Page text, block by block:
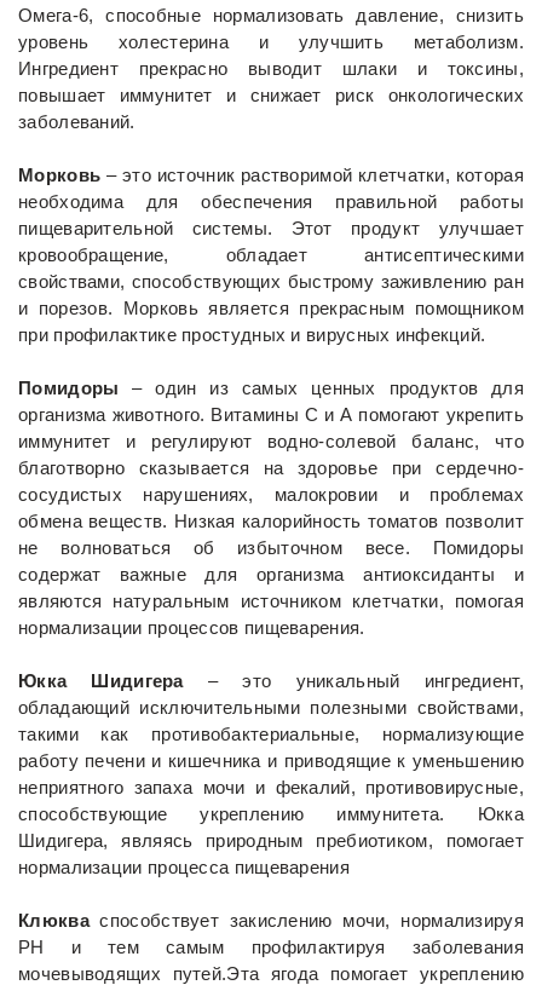
Омега-6, способные нормализовать давление, снизить
уровень холестерина и улучшить метаболизм.
Ингредиент прекрасно выводит шлаки и токсины,
повышает иммунитет и снижает риск онкологических
заболеваний.
Морковь – это источник растворимой клетчатки, которая
необходима для обеспечения правильной работы
пищеварительной системы. Этот продукт улучшает
кровообращение, обладает антисептическими
свойствами, способствующих быстрому заживлению ран
и порезов. Морковь является прекрасным помощником
при профилактике простудных и вирусных инфекций.
Помидоры – один из самых ценных продуктов для
организма животного. Витамины С и А помогают укрепить
иммунитет и регулируют водно-солевой баланс, что
благотворно сказывается на здоровье при сердечно-
сосудистых нарушениях, малокровии и проблемах
обмена веществ. Низкая калорийность томатов позволит
не волноваться об избыточном весе. Помидоры
содержат важные для организма антиоксиданты и
являются натуральным источником клетчатки, помогая
нормализации процессов пищеварения.
Юкка Шидигера– это уникальный ингредиент,
обладающий исключительными полезными свойствами,
такими как противобактериальные, нормализующие
работу печени и кишечника и приводящие к уменьшению
неприятного запаха мочи и фекалий, противовирусные,
способствующие укреплению иммунитета. Юкка
Шидигера, являясь природным пребиотиком, помогает
нормализации процесса пищеварения
Клюкваспособствует закислению мочи, нормализируя
РН и тем самым профилактируя заболевания
мочевыводящих путей.Эта ягода помогает укреплению